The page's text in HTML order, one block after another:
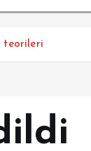
teorileri